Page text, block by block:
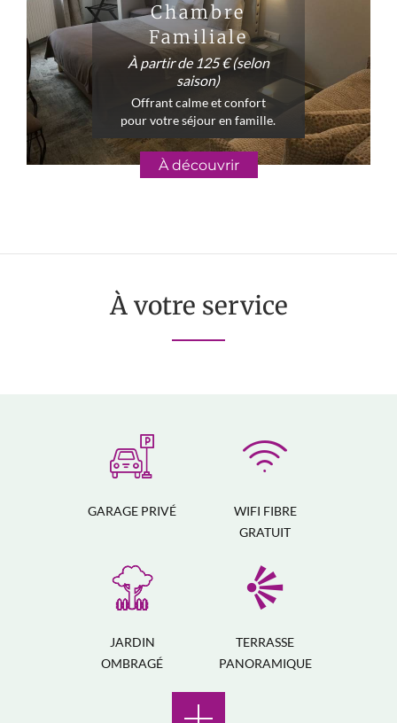
Chambre
Familiale
À partir de 125 € (selon
saison)
Offrant calme et confort
pour votre séjour en famille.
À découvrir
À votre service
GARAGE PRIVÉ
WIFI FIBRE
GRATUIT
JARDIN
OMBRAGÉ
TERRASSE
PANORAMIQUE